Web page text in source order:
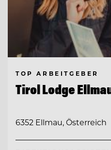
TOP ARBEITGEBER
Tirol Lodge
6352 Ellmau, Österreich